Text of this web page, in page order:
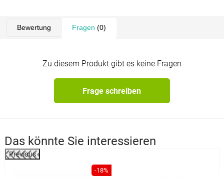
Bewertung Fragen (0)
Zu diesem Produkt gibt es keine Fragen
Frage schreiben
Das könnte Sie interessieren
Previous
-18%